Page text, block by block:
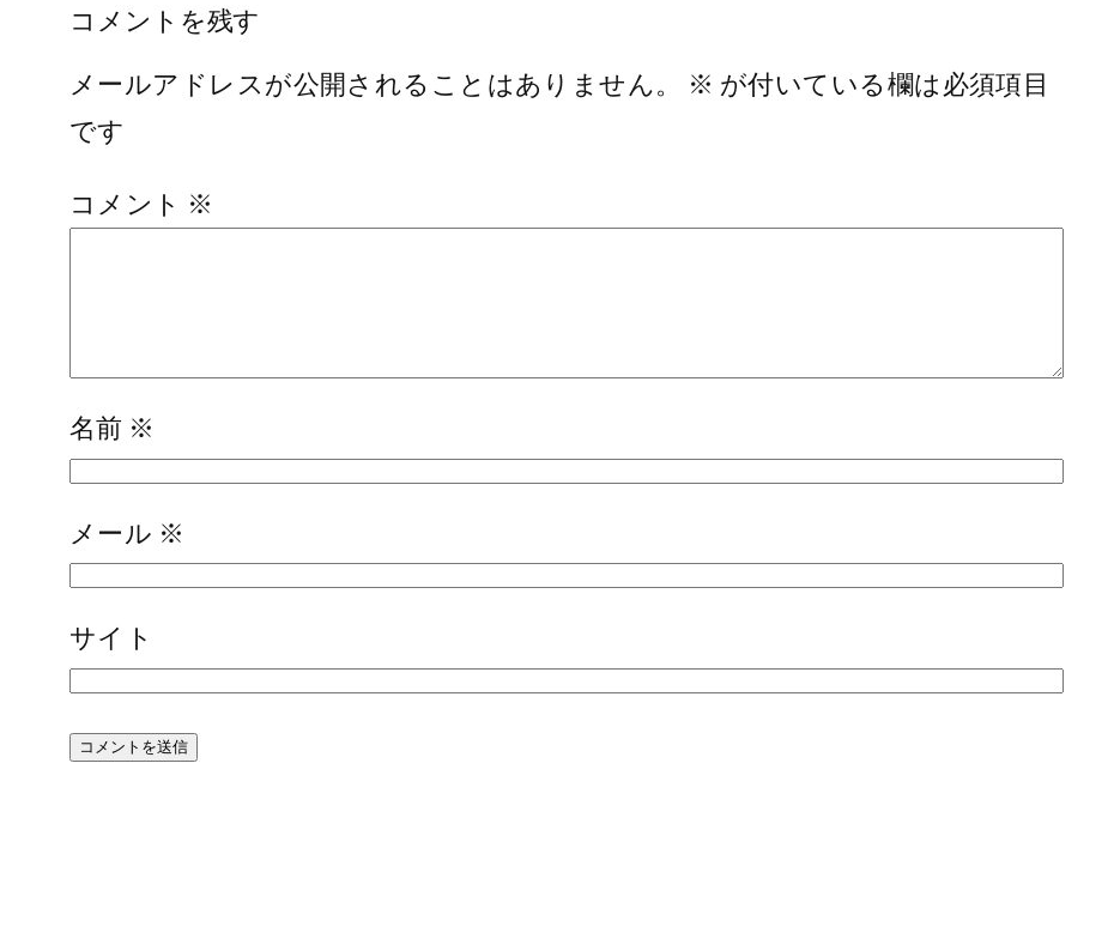
コメントを残す
メールアドレスが公開されることはありません。
※ が付いている欄は必須項目
です
コメント ※
名前 ※
メール ※
サイト